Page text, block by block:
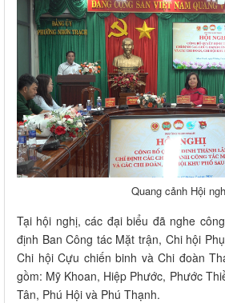
Quang cảnh Hội
Tại hội nghị, các đại biểu đã nghe
định Ban Công tác Mặt trận, Chi hội
Chi hội Cựu chiến binh và Chi đoàn
gồm: Mỹ Khoan, Hiệp Phước, Phước
Tân, Phú Hội và Phú Thạnh.